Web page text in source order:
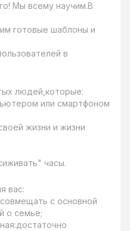
Мы всему научим.В
готовые шаблоны и
в
людей,которые:
или смартфоном
жизни и жизни
часы.
вас:
с основной
о семье;